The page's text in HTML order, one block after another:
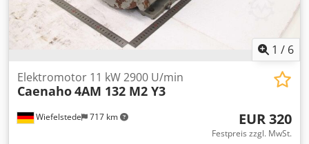
1 / 6
Wiefelstede 717 km
Elektromotor 11 kW 2900 U/min
Caenaho4AM 132 M2 Y3
EUR 320
Festpreis zzgl. MwSt.